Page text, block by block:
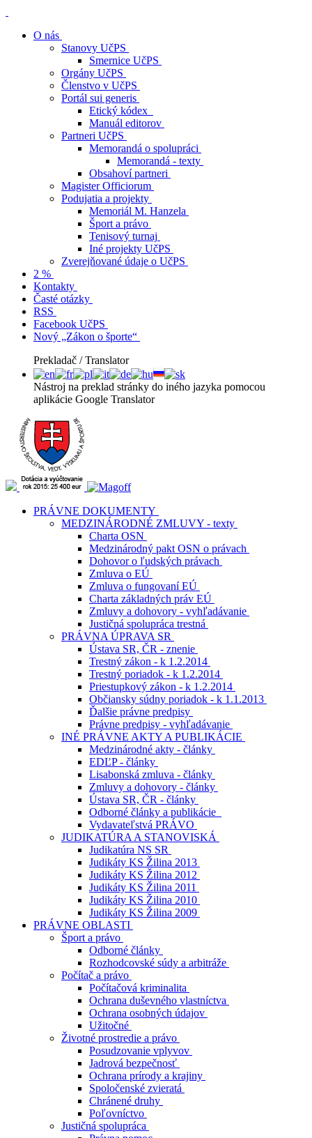
O nás
Stanovy UčPS
Smernice UčPS
Orgány UčPS
Členstvo v UčPS
Portál sui generis
Etický kódex
Manuál editorov
Partneri UčPS
Memorandá o spolupráci
Memorandá - texty
Obsahoví partneri
Magister Officiorum
Podujatia a projekty
Memoriál M. Hanzela
Šport a právo
Tenisový turnaj
Iné projekty UčPS
Zverejňované údaje o UčPS
2 %
Kontakty
Časté otázky
RSS
Facebook UčPS
Nový „Zákon o športe“
Prekladač / Translator
Nástroj na preklad stránky do iného jazyka pomocou
aplikácie Google Translator
PRÁVNE DOKUMENTY
MEDZINÁRODNÉ ZMLUVY - texty
Charta OSN
Medzinárodný pakt OSN o právach
Dohovor o ľudských právach
Zmluva o EÚ
Zmluva o fungovaní EÚ
Charta základných práv EÚ
Zmluvy a dohovory - vyhľadávanie
Justičná spolupráca trestná
PRÁVNA ÚPRAVA SR
Ústava SR, ČR - znenie
Trestný zákon - k 1.2.2014
Trestný poriadok - k 1.2.2014
Priestupkový zákon - k 1.2.2014
Občiansky súdny poriadok - k 1.1.2013
Ďalšie právne predpisy
Právne predpisy - vyhľadávanie
INÉ PRÁVNE AKTY A PUBLIKÁCIE
Medzinárodné akty - články
EDĽP - články
Lisabonská zmluva - články
Zmluvy a dohovory - články
Ústava SR, ČR - články
Odborné články a publikácie
Vydavateľstvá PRÁVO
JUDIKATÚRA A STANOVISKÁ
Judikatúra NS SR
Judikáty KS Žilina 2013
Judikáty KS Žilina 2012
Judikáty KS Žilina 2011
Judikáty KS Žilina 2010
Judikáty KS Žilina 2009
PRÁVNE OBLASTI
Šport a právo
Odborné články
Rozhodcovské súdy a arbitráže
Počítač a právo
Počítačová kriminalita
Ochrana duševného vlastníctva
Ochrana osobných údajov
Užitočné
Životné prostredie a právo
Posudzovanie vplyvov
Jadrová bezpečnosť
Ochrana prírody a krajiny
Spoločenské zvieratá
Chránené druhy
Poľovníctvo
Justičná spolupráca